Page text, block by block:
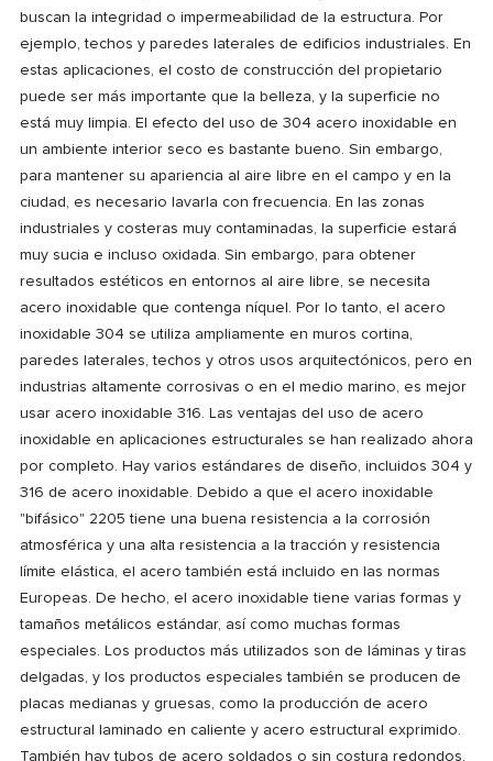
buscan la integridad o impermeabilidad de la estructura. Por
ejemplo, techos y paredes laterales de edificios industriales. En
estas aplicaciones, el costo de construcción del propietario
puede ser más importante que la belleza, y la superficie no
está muy limpia. El efecto del uso de 304 acero inoxidable en
un ambiente interior seco es bastante bueno. Sin embargo,
para mantener su apariencia al aire libre en el campo y en la
ciudad, es necesario lavarla con frecuencia. En las zonas
industriales y costeras muy contaminadas, la superficie estará
muy sucia e incluso oxidada. Sin embargo, para obtener
resultados estéticos en entornos al aire libre, se necesita
acero inoxidable que contenga níquel. Por lo tanto, el acero
inoxidable 304 se utiliza ampliamente en muros cortina,
paredes laterales, techos y otros usos arquitectónicos, pero en
industrias altamente corrosivas o en el medio marino, es mejor
usar acero inoxidable 316. Las ventajas del uso de acero
inoxidable en aplicaciones estructurales se han realizado ahora
por completo. Hay varios estándares de diseño, incluidos 304 y
316 de acero inoxidable. Debido a que el acero inoxidable
"bifásico" 2205 tiene una buena resistencia a la corrosión
atmosférica y una alta resistencia a la tracción y resistencia
límite elástica, el acero también está incluido en las normas
Europeas. De hecho, el acero inoxidable tiene varias formas y
tamaños metálicos estándar, así como muchas formas
especiales. Los productos más utilizados son de láminas y tiras
delgadas, y los productos especiales también se producen de
placas medianas y gruesas, como la producción de acero
estructural laminado en caliente y acero estructural exprimido.
También hay tubos de acero soldados o sin costura redondos,